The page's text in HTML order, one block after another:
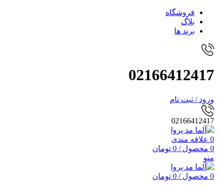
فروشگاه
بلاگ
برند ها
02166412417
ورود / ثبت نام
02166412417
0 علاقه مندی
0 محصول /
0 تومان
منو
0 محصول /
0 تومان